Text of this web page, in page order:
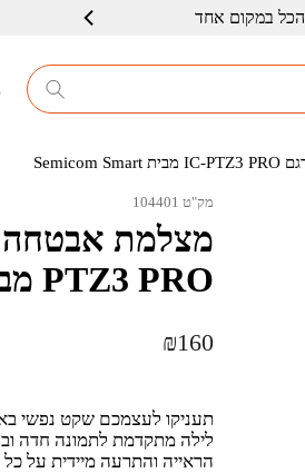
הכל במקום אחד
שרות ברמה גבוה
מק"ט 104401
PTZ3 PRO מבית Semicom Smart
₪160
תעניקו לעצמכם שקט נפשי
לילה מתקדמת לתמונה חדה
הראייה והתרעה מיידית על כל